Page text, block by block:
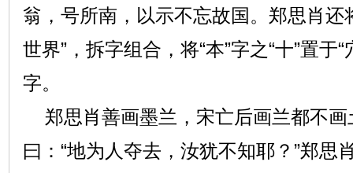
翁，号所南，以示不忘故国。郑思肖还
世界”，拆字组合，将“本”字之“十”置于“
字。
郑思肖善画墨兰，宋亡后画兰都不画
曰：“地为人夺去，汝犹不知耶？”郑思